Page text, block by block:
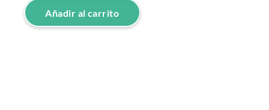
Añadir al carrito